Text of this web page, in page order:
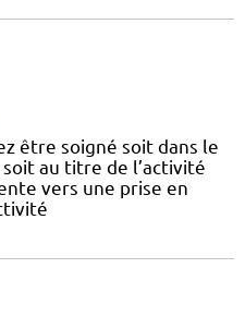
être soigné soit dans le
au titre de l’activité
vers une prise en